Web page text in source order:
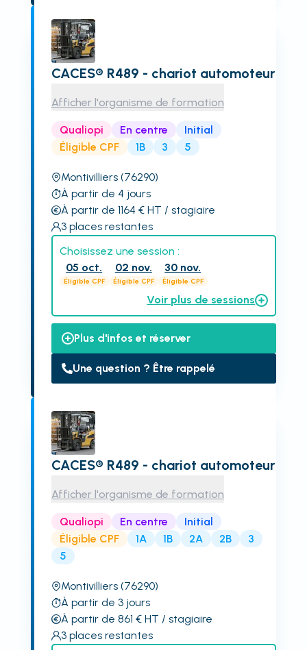
CACES® R489 - chariot automoteur
Afficher l'organisme de formation
Qualiopi En centre
Initial
Éligible CPF
1B 3 5
Montivilliers (76290)
À partir de 4 jours
À partir de 1164 € HT / stagiaire
3 places restantes
Choisissez une session :
05 oct.
Éligible CPF
02 nov.
Éligible CPF
30 nov.
Éligible CPF
Voir plus de sessions
Plus d'infos et réserver
Une question ? Être rappelé
CACES® R489 - chariot automoteur
Afficher l'organisme de formation
Qualiopi En centre
Initial
Éligible CPF
1A 1B 2A 2B
3
5
Montivilliers (76290)
À partir de 3 jours
À partir de 861 € HT / stagiaire
3 places restantes